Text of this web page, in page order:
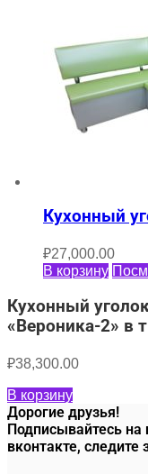
Кухонный
₽27,000.00
В корзину
Кухонный
«Вероника-2» в
₽38,300.00
В корзину
Дорогие друзья!
Подписывайтесь на
вконтакте,